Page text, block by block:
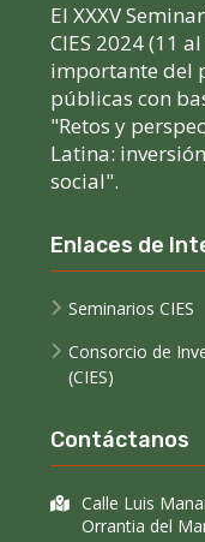
El XXXV
CIES 2024 (11
importante del
públicas con
"Retos y
Latina:
social".
Enlaces de
Seminarios CIES
Consorcio de
(CIES)
Contáctanos
Calle Luis
Orrantia del